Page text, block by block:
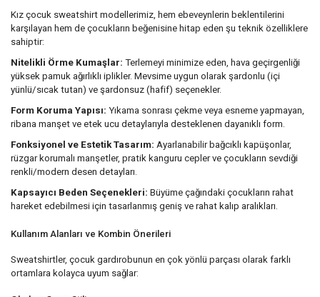
Kız çocuk sweatshirt modellerimiz, hem ebeveynlerin beklentilerini
karşılayan hem de çocukların beğenisine hitap eden şu teknik özelliklere
sahiptir:
Nitelikli Örme Kumaşlar: Terlemeyi minimize eden, hava geçirgenliği
yüksek pamuk ağırlıklı iplikler. Mevsime uygun olarak şardonlu (içi
yünlü/sıcak tutan) ve şardonsuz (hafif) seçenekler.
Form Koruma Yapısı: Yıkama sonrası çekme veya esneme yapmayan,
ribana manşet ve etek ucu detaylarıyla desteklenen dayanıklı form.
Fonksiyonel ve Estetik Tasarım: Ayarlanabilir bağcıklı kapüşonlar,
rüzgar korumalı manşetler, pratik kanguru cepler ve çocukların sevdiği
renkli/modern desen detayları.
Kapsayıcı Beden Seçenekleri: Büyüme çağındaki çocukların rahat
hareket edebilmesi için tasarlanmış geniş ve rahat kalıp aralıkları.
Kullanım Alanları ve Kombin Önerileri
Sweatshirtler, çocuk gardırobunun en çok yönlü parçası olarak farklı
ortamlara kolayca uyum sağlar: